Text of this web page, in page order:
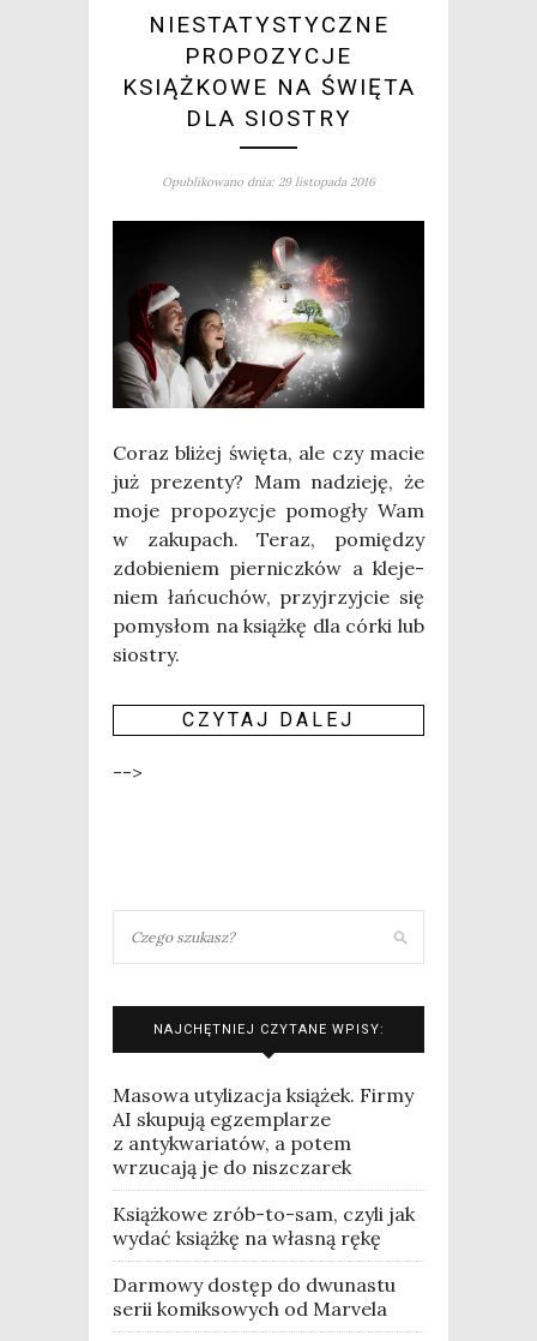
NIESTATYSTYCZNE
PROPOZYCJE
KSIĄŻKOWE NA ŚWIĘTA
DLA SIOSTRY
Opublikowano dnia: 29 listopada 2016
Coraz bli­żej świę­ta, ale czy macie
już pre­zen­ty? Mam nadzie­ję, że
moje pro­po­zy­cje pomo­gły Wam
w zaku­pach. Teraz, pomię­dzy
zdo­bie­niem pier­nicz­ków a kle­je­
niem łań­cu­chów, przyj­rzyj­cie się
pomy­słom na książ­kę dla cór­ki lub
siostry.
CZY­TAJ DALEJ
-->
NAJCHĘTNIEJ CZYTANE WPISY:
Masowa utylizacja książek. Firmy
AI skupują egzemplarze
z antykwariatów, a potem
wrzucają je do niszczarek
Książkowe zrób-to-sam, czyli jak
wydać książkę na własną rękę
Darmowy dostęp do dwunastu
serii komiksowych od Marvela